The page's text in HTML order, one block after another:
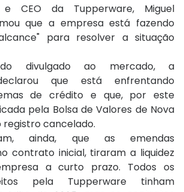
CEO da Tupperware, Miguel
que a empresa está fazendo
para resolver a situação
divulgado ao mercado, a
que está enfrentando
de crédito e que, por este
pela Bolsa de Valores de Nova
registro cancelado.
ainda, que as emendas
contrato inicial, tiraram a liquidez
a curto prazo. Todos os
pela Tupperware tinham